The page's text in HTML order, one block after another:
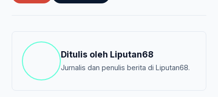
Ditulis oleh Liputan68
Jurnalis dan penulis berita di Liputan68.